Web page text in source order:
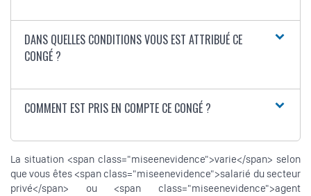
DANS QUELLES CONDITIONS VOUS EST ATTRIBUÉ CE
CONGÉ ?
COMMENT EST PRIS EN COMPTE CE CONGÉ ?
La situation <span class="miseenevidence">varie</span> selon
que vous êtes <span class="miseenevidence">salarié du secteur
privé</span> ou <span class="miseenevidence">agent